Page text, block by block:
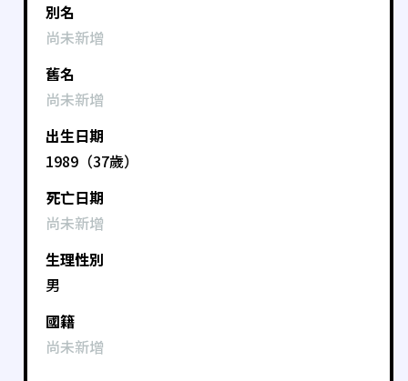
別名
尚未新增
舊名
尚未新增
出生日期
1989（37歲）
死亡日期
尚未新增
生理性別
男
國籍
尚未新增